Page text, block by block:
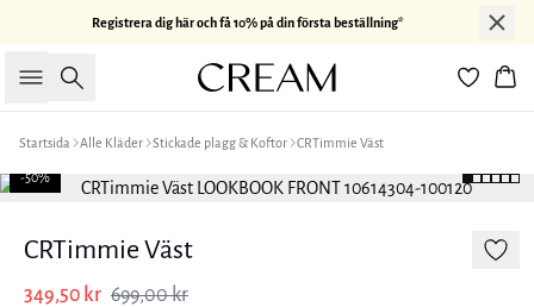
Registrera dig här och få 10% på din första beställning*
Sök
Startsida Alle Kläder Stickade plagg & Koftor CRTimmie Väst
-50%
CRTimmie Väst
349,50 kr 699,00 kr